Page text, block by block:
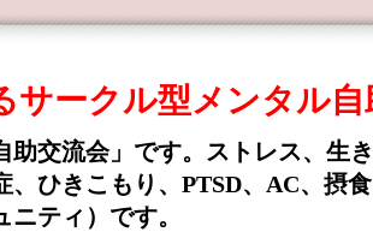
サークル型メンタル
交流会」です。ストレス、生
ひきこもり、PTSD、AC、摂
ティ）です。